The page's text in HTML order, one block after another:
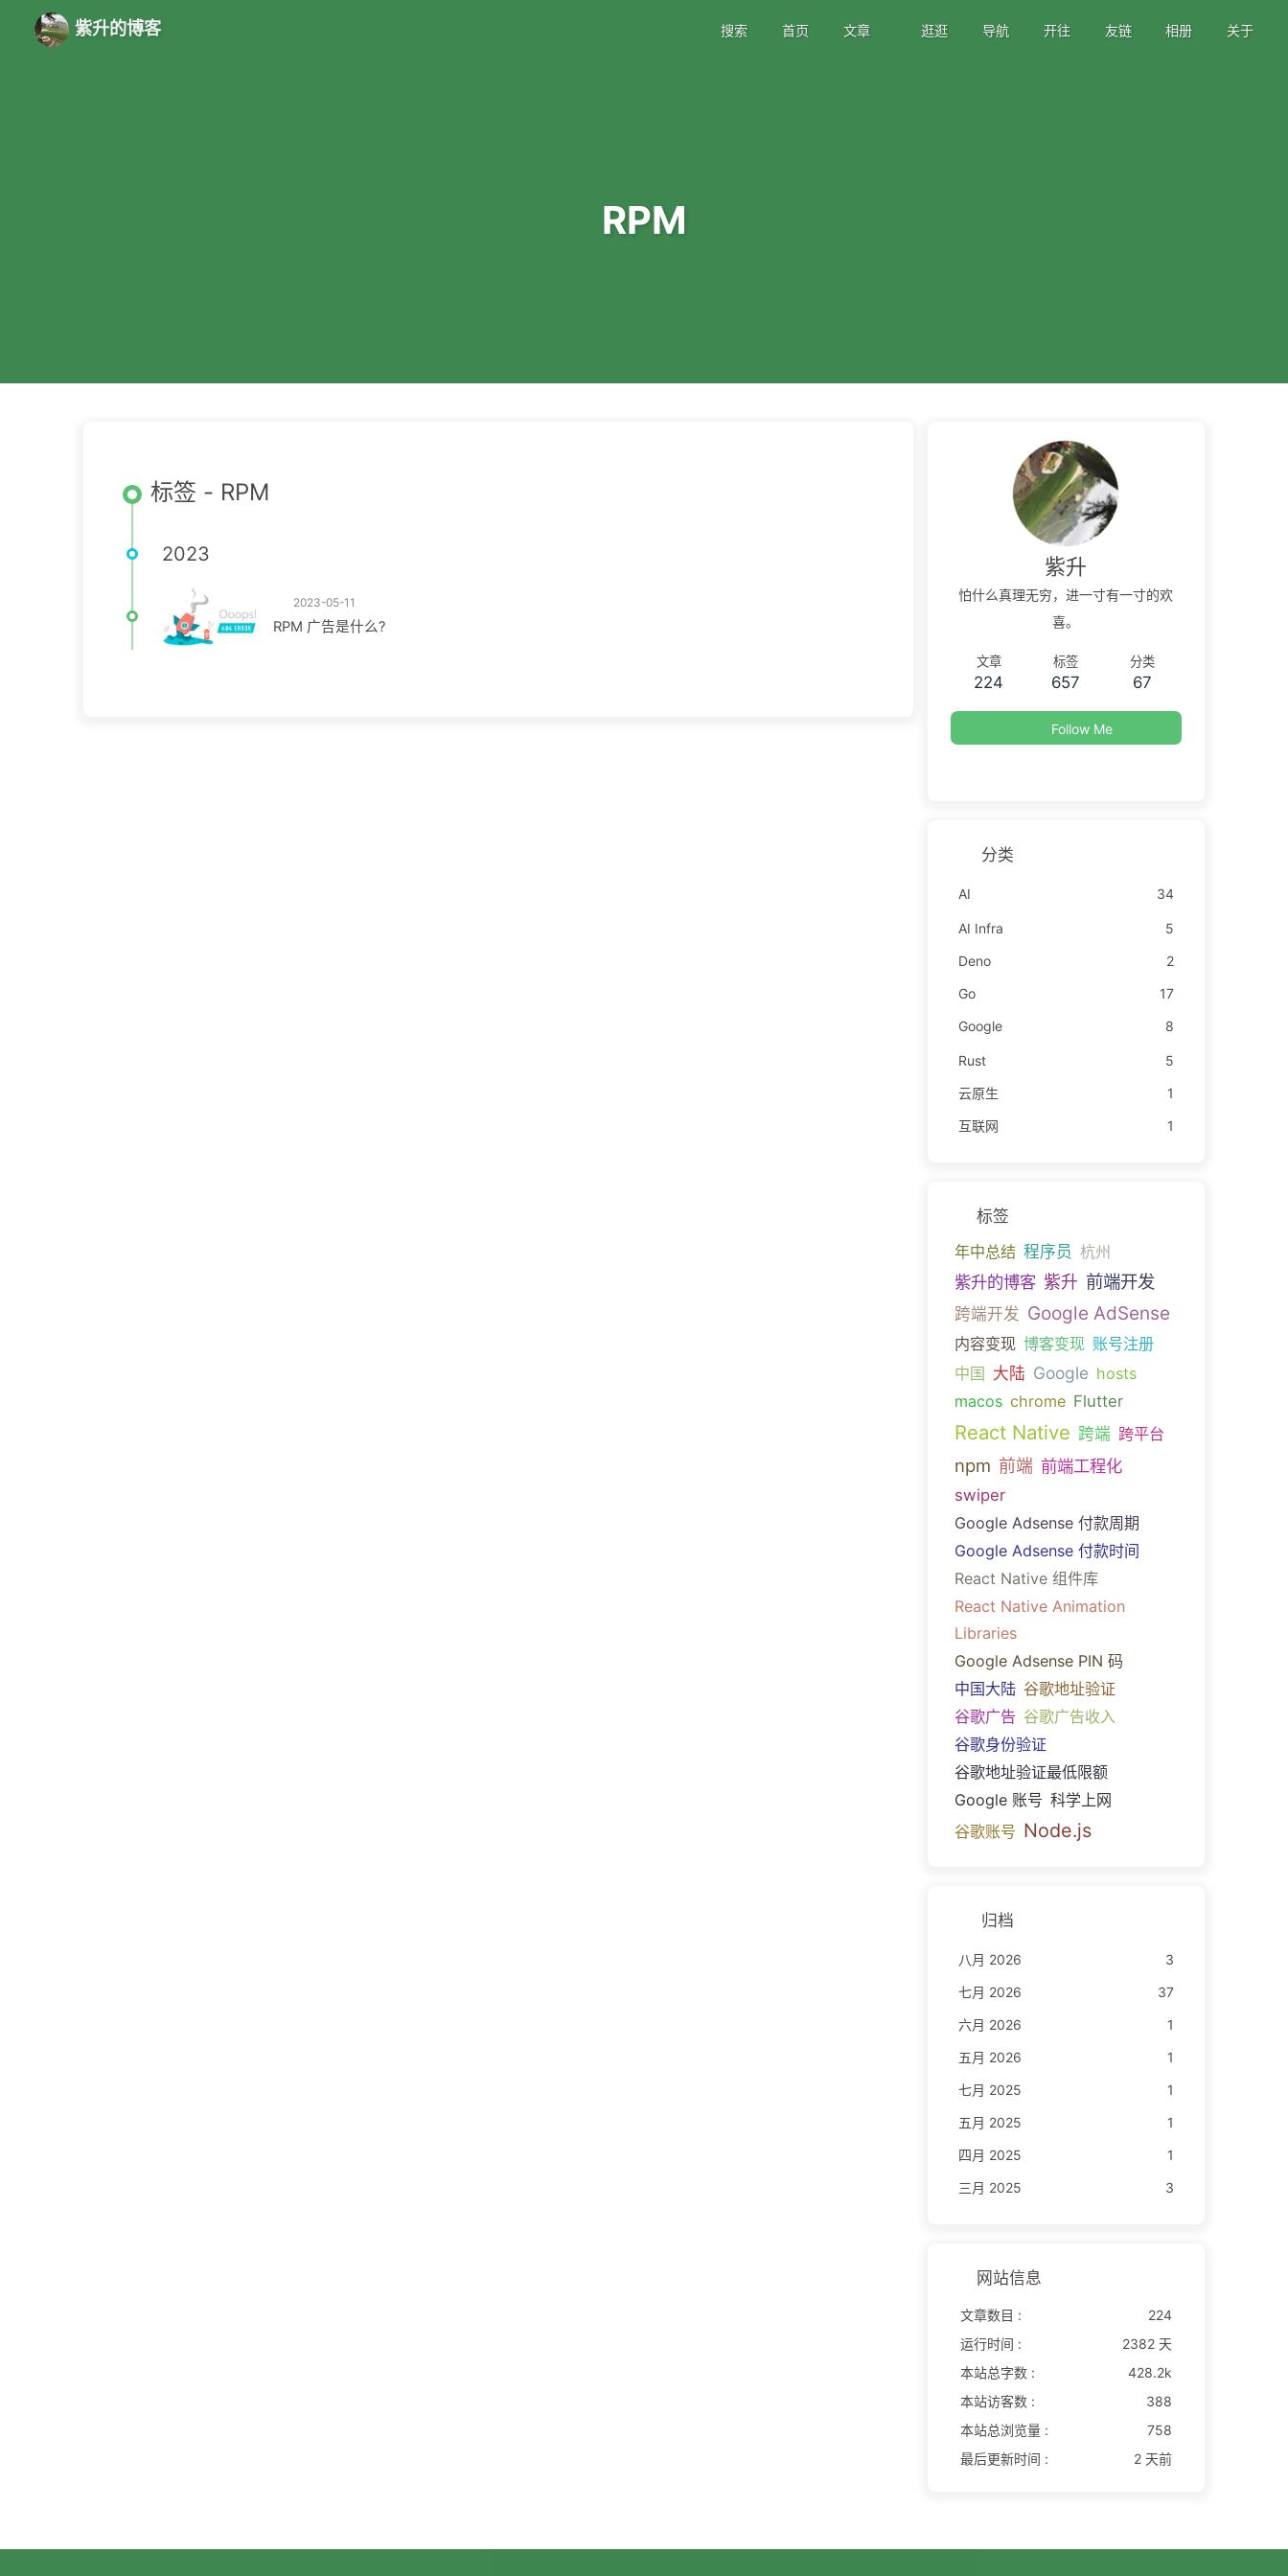
紫升的博客 搜索 首页 文章 逛逛 导航 开往 友链 相册 关于
RPM
标签 - RPM
2023
2023-05-11
RPM 广告是什么?
紫升
怕什么真理无穷，进一寸有一寸的欢
喜。
文章
224
标签
657
分类
67
Follow Me
分类
AI 34
AI Infra
5
Deno
2
Go
17
Google
8
Rust
5
云原生
1
互联网
1
标签
年中总结 程序员 杭州
紫升的博客 紫升 前端开发
跨端开发 Google AdSense
内容变现 博客变现 账号注册
中国 大陆 Google hosts
macos chrome Flutter
React Native 跨端 跨平台
npm 前端 前端工程化
swiper
Google Adsense 付款周期
Google Adsense 付款时间
React Native 组件库
React Native Animation
Libraries
Google Adsense PIN 码
中国大陆 谷歌地址验证
谷歌广告 谷歌广告收入
谷歌身份验证
谷歌地址验证最低限额
Google 账号 科学上网
谷歌账号 Node.js
归档
八月 2026
3
七月 2026
37
六月 2026
1
五月 2026
1
七月 2025
1
五月 2025
1
四月 2025
1
三月 2025
3
网站信息
文章数目 :
224
运行时间 :
2382 天
本站总字数 :
428.2k
本站访客数 :
388
本站总浏览量 :
758
最后更新时间 :
2 天前